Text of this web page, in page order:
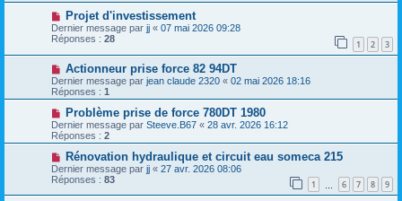
Projet d'investissement
Dernier message par jj « 07 mai 2026 09:28
Réponses : 28 1 2 3
Actionneur prise force 82 94DT
Dernier message par jean claude 2320 « 02 mai 2026 18:16
Réponses : 1
Problème prise de force 780DT 1980
Dernier message par Steeve.B67 « 28 avr. 2026 16:12
Réponses : 2
Rénovation hydraulique et circuit eau someca 215
Dernier message par jj « 27 avr. 2026 08:06
Réponses : 83 1 6 7 8 9